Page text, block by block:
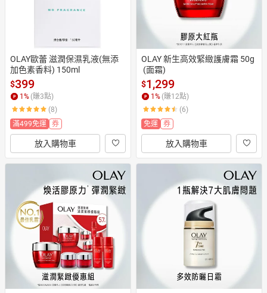
OLAY歐蕾 滋潤保濕乳液(無添
加色素香料) 150ml
$399
1% (賺3點)
(8)
滿499免運
券
放入購物車
OLAY 新生高效緊緻護膚霜 50g
(面霜)
$1,299
1% (賺12點)
(6)
免運
券
放入購物車